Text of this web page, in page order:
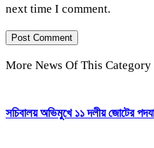
next time I comment.
More News Of This Category
সচিবালয় অভিমুখে ১১ দলীয় জোটের